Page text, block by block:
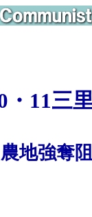
・11三
農地強奪